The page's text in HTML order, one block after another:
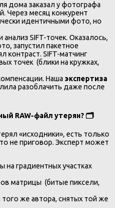
дома заказал у фотографа
Через месяц конкурент
идентичными фото, но
SIFT-точек. Оказалось,
запустил пакетное
контраст. SIFT-матчинг
точек (блики на кружках,
Наша экспертиза
разоблачить даже после
RAW-файл утерян? 🗂
«исходники», есть только
не приговор. Эксперт может
на градиентных участках
матрицы (битые пиксели,
того же автора, снятых той же